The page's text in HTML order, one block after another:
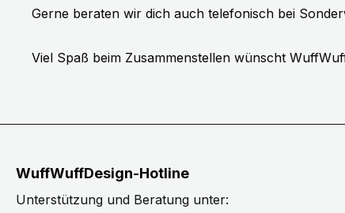
Gerne beraten wir dich auch telefonisch bei
Viel Spaß beim Zusammenstellen wünscht
WuffWuffDesign-Hotline
Unterstützung und Beratung unter: